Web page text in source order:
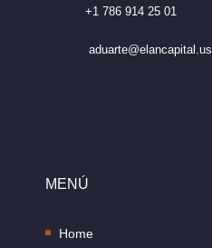
+1 786 914 25 01
aduarte@elancapital.us
MENÚ
Home